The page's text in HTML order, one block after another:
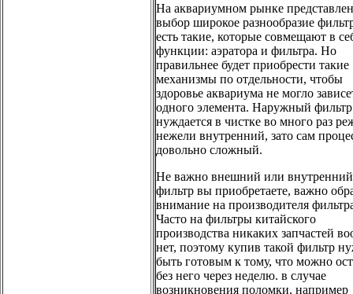
На аквариумном рынке
выбор широкое разнообразие
есть такие, которые совмещают в
функции: аэратора и фильтра. Но
правильнее будет приобрести такие
механизмы по отдельности, чтобы
здоровье аквариума не могло
одного элемента. Наружный фильтр
нуждается в чистке во много раз
нежели внутренний, зато сам
довольно сложный.
Не важно внешний или внутренний
фильтр вы приобретаете, важно
внимание на производителя
Часто на фильтры китайского
производства никаких запчастей
нет, поэтому купив такой фильтр
быть готовым к тому, что можно
без него через неделю. в случае
возникновения поломки, например